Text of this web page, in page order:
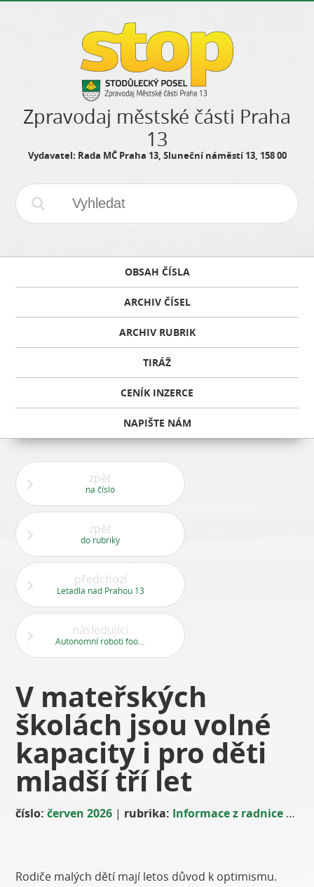
Zpravodaj městské části Praha
13
Vydavatel: Rada MČ Praha 13, Sluneční náměstí 13, 158 00
OBSAH ČÍSLA
ARCHIV ČÍSEL
ARCHIV RUBRIK
TIRÁŽ
CENÍK INZERCE
NAPIŠTE NÁM
zpět
na číslo
zpět
do rubriky
předchozí
Letadla nad Prahou 13
následující
V mateřských
školách jsou volné
kapacity i pro děti
mladší tří let
číslo: červen 2026 | rubrika: Informace z radnice
Rodiče malých dětí mají letos důvod k optimismu.